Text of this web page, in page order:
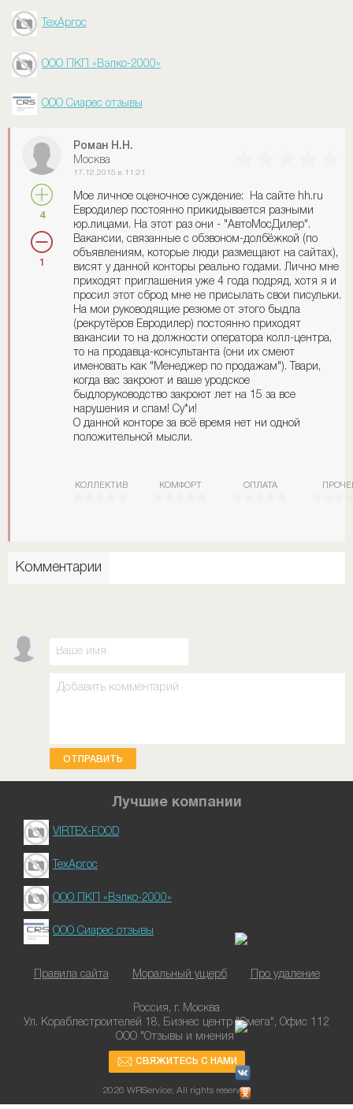
ТехАргос
ООО ПКП «Вэлко-2000»
ООО Сиарес отзывы
4
1
Роман Н.Н.
Москва
17.12.2015 в 11:21
Мое личное оценочное суждение: На сайте hh.ru
Евродилер постоянно прикидывается разными
юр.лицами. На этот раз они - "АвтоМосДилер".
Вакансии, связанные с обзвоном-долбёжкой (по
объявлениям, которые люди размещают на сайтах),
висят у данной конторы реально годами. Лично мне
приходят приглашения уже 4 года подряд, хотя я и
просил этот сброд мне не присылать свои писульки.
На мои руководящие резюме от этого быдла
(рекрутёров Евродилер) постоянно приходят
вакансии то на должности оператора колл-центра,
то на продавца-консультанта (они их смеют
именовать как "Менеджер по продажам"). Твари,
когда вас закроют и ваше уродское
быдлоруководство закроют лет на 15 за все
нарушения и спам! Су*и!
О данной конторе за всё время нет ни одной
положительной мысли.
КОЛЛЕКТИВ КОМФОРТ ОПЛАТА
Комментарии
ОТПРАВИТЬ
Лучшие компании
VIRTEX-FOOD
ТехАргос
ООО ПКП «Вэлко-2000»
ООО Сиарес отзывы
Правила сайта Моральный ущерб Про удаление
Россия, г. Москва
Ул. Кораблестроителей 18, Бизнес центр "Омега", Офис 112
ООО "Отзывы и мнения"
СВЯЖИТЕСЬ С НАМИ
2026 WRService; All rights reserved